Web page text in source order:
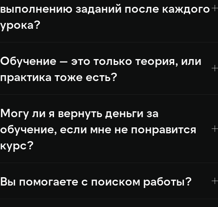
выполнению заданий после каждого
урока?
Обучение — это только теория, или
практика тоже есть?
Могу ли я вернуть деньги за
обучение, если мне не понравится
курс?
Вы помогаете с поиском работы?